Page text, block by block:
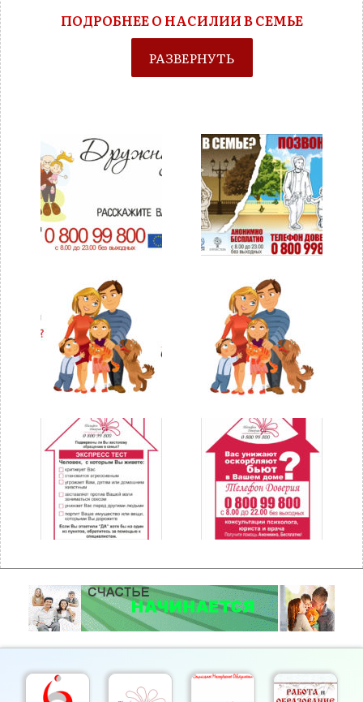
ПОДРОБНЕЕ О НАСИЛИИ В СЕМЬЕ
РАЗВЕРНУТЬ